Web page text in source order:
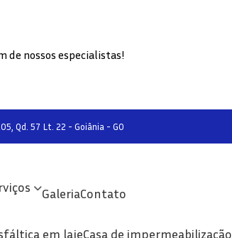
de nossos especialistas!
Qd. 57 Lt. 22 - Goiânia - GO
Galeria Contato
em laje Casa de impermeabilização